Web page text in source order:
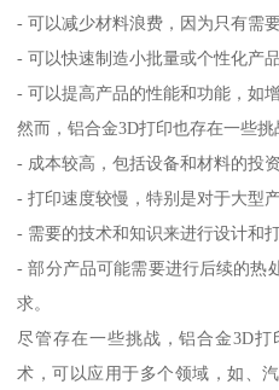
- 可以减少材料浪费，因为只有需
- 可以快速制造小批量或个性化产
- 可以提高产品的性能和功能，如
然而，铝合金3D打印也存在一些挑
- 成本较高，包括设备和材料的投资
- 打印速度较慢，特别是对于大型产
- 需要的技术和知识来进行设计和打
- 部分产品可能需要进行后续的热
求。
尽管存在一些挑战，铝合金3D
术，可以应用于多个领域，如、